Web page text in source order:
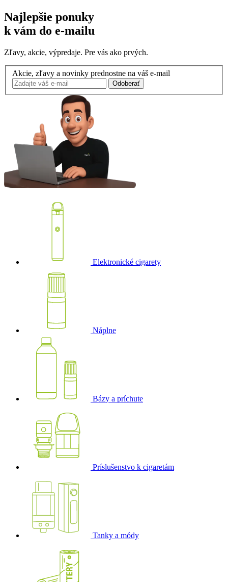
Najlepšie ponuky
k vám do e-mailu
Zľavy, akcie, výpredaje. Pre vás ako prvých.
Akcie, zľavy a novinky prednostne na váš e-mail
Odoberať
Elektronické cigarety
Náplne
Bázy a príchute
Príslušenstvo k cigaretám
Tanky a módy